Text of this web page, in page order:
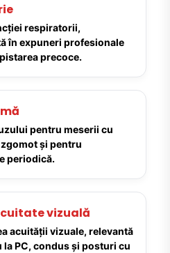
respiratorii,
în expuneri profesionale
precoce.
pentru meserii cu
și pentru
periodică.
vizuală
acuității vizuale, relevantă
PC, condus și posturi cu